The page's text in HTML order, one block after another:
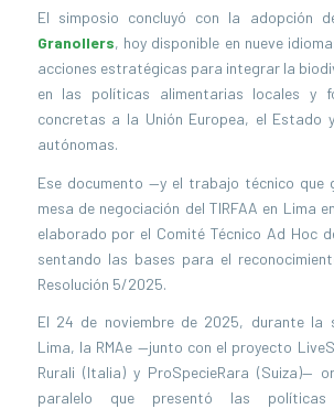
El simposio concluyó con la adopción
Granollers, hoy disponible en nueve
acciones estratégicas para integrar la
en las políticas alimentarias locales y
concretas a la Unión Europea, el Estado
autónomas.
Ese documento —y el trabajo técnico que
mesa de negociación del TIRFAA en Lima
elaborado por el Comité Técnico Ad Hoc
sentando las bases para el
Resolución 5/2025.
El 24 de noviembre de 2025, durante la
Lima, la RMAe —junto con el proyecto
Rurali (Italia) y ProSpecieRara (Suiza)—
paralelo que presentó las políticas